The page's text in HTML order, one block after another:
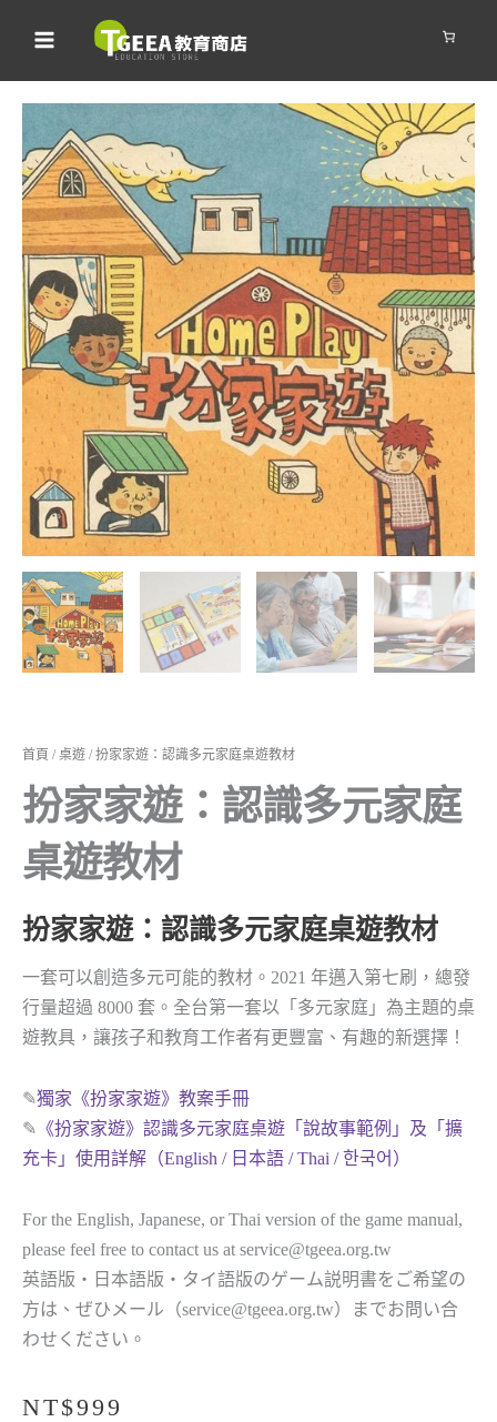
首頁 / 桌遊 / 扮家家遊：認識多元家庭桌遊教材
扮家家遊：認識多元家庭
桌遊教材
扮家家遊：認識多元家庭桌遊教材
一套可以創造多元可能的教材。2021 年邁入第七刷，總發
行量超過 8000 套。全台第一套以「多元家庭」為主題的桌
遊教具，讓孩子和教育工作者有更豐富、有趣的新選擇！
✎獨家《扮家家遊》教案手冊
✎ 《扮家家遊》認識多元家庭桌遊「說故事範例」及「擴
充卡」使用詳解（English / 日本語 / Thai / 한국어）
For the English, Japanese, or Thai version of the game manual,
please feel free to contact us at service@tgeea.org.tw
英語版・日本語版・タイ語版のゲーム説明書をご希望の
方は、ぜひメール（service@tgeea.org.tw）までお問い合
わせください。
NT$999